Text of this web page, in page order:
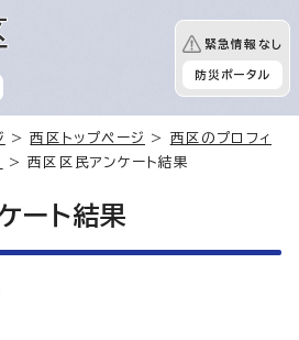
緊急情報なし
防災ポータル
>西区トップページ > 西区のプロフィ
> 西区区民アンケート結果
ート結果